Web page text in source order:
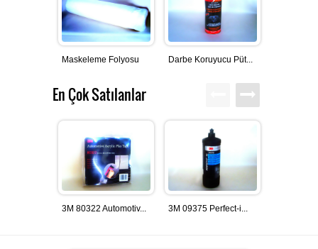
BEYPAZARI
GLASURIT BOYA ÜRÜNLERI
HEMPEL SANAYI BOYALARI
BASLAC BOYA ÜRÜNLERI
DYO OTO TAMIR BOYALARI
İLETIŞIM
Maskeleme Folyosu Darbe Koruyucu Püt...
En Çok Satılanlar
3M 80322 Automotiv... 3M 09375 Perfect-i...